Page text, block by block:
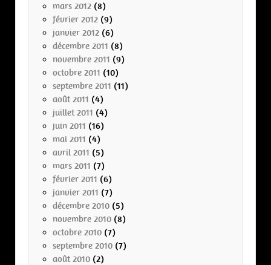
mars 2012 (8)
février 2012 (9)
janvier 2012 (6)
décembre 2011 (8)
novembre 2011 (9)
octobre 2011 (10)
septembre 2011 (11)
août 2011 (4)
juillet 2011 (4)
juin 2011 (16)
mai 2011 (4)
avril 2011 (5)
mars 2011 (7)
février 2011 (6)
janvier 2011 (7)
décembre 2010 (5)
novembre 2010 (8)
octobre 2010 (7)
septembre 2010 (7)
août 2010 (2)